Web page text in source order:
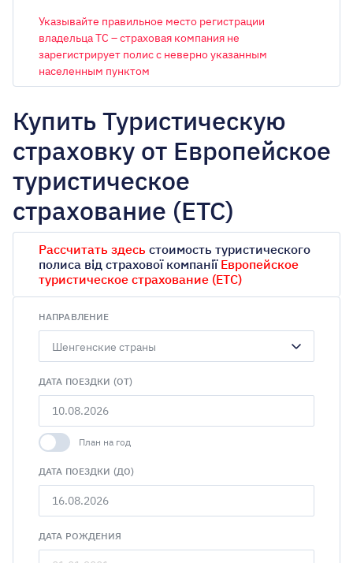
ОБЪЕМ ДВИГАТЕЛЯ
Авто на еврономерах
Есть лицензия такси
Имею льготы
Со скидкой до 25%
Указывайте правильное место регистрации
владельца ТС – страховая компания не
зарегистрирует полис с неверно указанным
населенным пунктом
Купить Туристическую
страховку от Европейское
туристическое
страхование (ЕТС)
Рассчитать здесь стоимость туристического
полиса від страхової компанії Европейское
туристическое страхование (ЕТС)
НАПРАВЛЕНИЕ
Шенгенские страны
ДАТА ПОЕЗДКИ (ОТ)
План на год
ДАТА ПОЕЗДКИ (ДО)
ДАТА РОЖДЕНИЯ